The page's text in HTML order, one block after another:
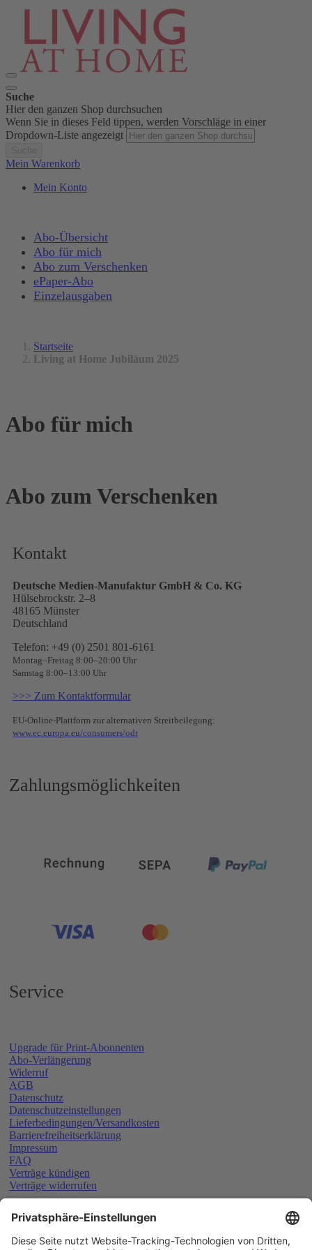
Suche
Hier den ganzen Shop durchsuchen
Wenn Sie in dieses Feld tippen, werden Vorschläge in einer
Dropdown-Liste angezeigt
Mein Warenkorb
Mein Konto
Abo-Übersicht
Abo für mich
Abo zum Verschenken
ePaper-Abo
Einzelausgaben
Startseite
Living at Home Jubiläum 2025
Abo für mich
Abo zum Verschenken
Kontakt
Deutsche Medien-Manufaktur GmbH & Co. KG
Hülsebrockstr. 2–8
48165 Münster
Deutschland
Telefon: +49 (0) 2501 801-6161
Montag–Freitag 8:00–20:00 Uhr
Samstag 8:00–13:00 Uhr
>>> Zum Kontaktformular
EU-Online-Plattform zur alternativen Streitbeilegung:
www.ec.europa.eu/consumers/odr
Zahlungsmöglichkeiten
Service
Upgrade für Print-Abonnenten
Abo-Verlängerung
Widerruf
AGB
Datenschutz
Datenschutzeinstellungen
Lieferbedingungen/Versandkosten
Barrierefreiheitserklärung
Impressum
FAQ
Verträge kündigen
Verträge widerrufen
Schließen